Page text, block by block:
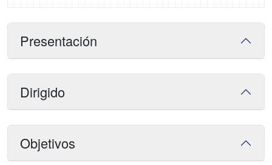
Presentación
Dirigido
Objetivos